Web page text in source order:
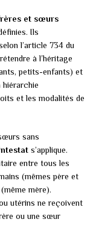
et sœurs
Ils
l’article 734 du
à l’héritage
petits-enfants) et
et les modalités de
sans
s’applique.
entre tous les
(mêmes père et
mère).
utérins ne reçoivent
ou une sœur